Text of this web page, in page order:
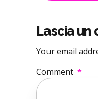
Lascia un
Your email
Comment *